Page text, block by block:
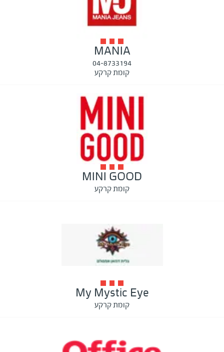
MANIA
04-8733194
קומת קרקע
MINI GOOD
קומת קרקע
My Mystic Eye
קומת קרקע